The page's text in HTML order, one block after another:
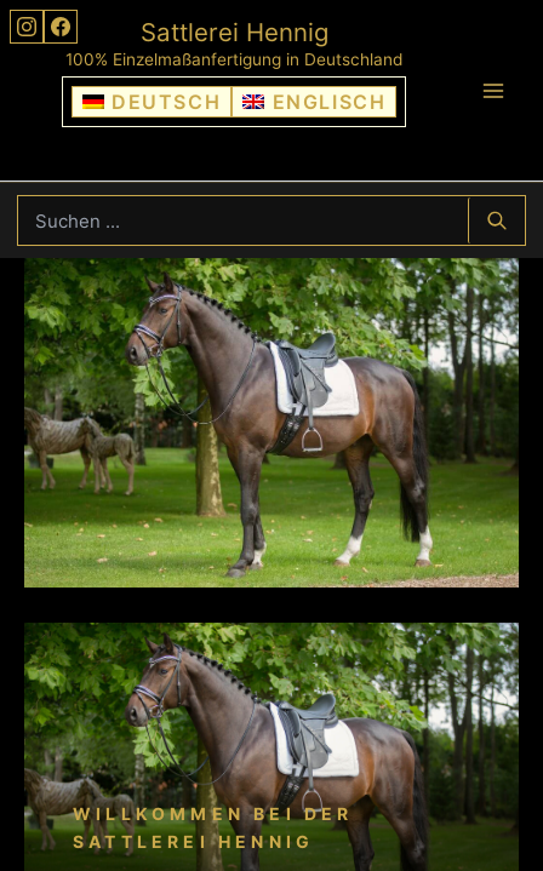
Zum
Inhalt
springen
Sattlerei Hennig
100% Einzelmaßanfertigung in Deutschland
DEUTSCH ENGLISCH
WILLKOMMEN BEI DER
SATTLEREI HENNIG